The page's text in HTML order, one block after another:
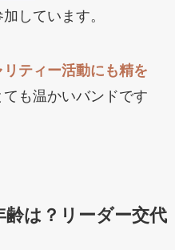
しています。
ティー活動にも精を
も温かいバンドです
は？リーダー交代